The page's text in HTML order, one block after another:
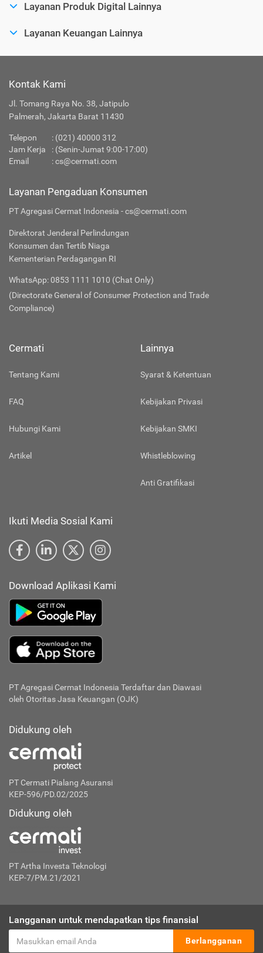
Layanan Produk Digital Lainnya
Layanan Keuangan Lainnya
Kontak Kami
Jl. Tomang Raya No. 38, Jatipulo
Palmerah, Jakarta Barat 11430
Telepon : (021) 40000 312
Jam Kerja
: (Senin-Jumat 9:00-17:00)
Email
:cs@cermati.com
Layanan Pengaduan Konsumen
PT Agregasi Cermat Indonesia - cs@cermati.com
Direktorat Jenderal Perlindungan
Konsumen dan Tertib Niaga
Kementerian Perdagangan RI
WhatsApp: 0853 1111 1010 (Chat Only)
(Directorate General of Consumer Protection and Trade
Compliance)
Cermati
Tentang Kami
FAQ
Hubungi Kami
Artikel
Lainnya
Syarat & Ketentuan
Kebijakan Privasi
Kebijakan SMKI
Whistleblowing
Anti Gratifikasi
Ikuti Media Sosial Kami
Download Aplikasi Kami
PT Agregasi Cermat Indonesia Terdaftar dan Diawasi
oleh Otoritas Jasa Keuangan (OJK)
Didukung oleh
PT Cermati Pialang Asuransi
KEP-596/PD.02/2025
Didukung oleh
PT Artha Investa Teknologi
KEP-7/PM.21/2021
Langganan untuk mendapatkan tips finansial
Berlangganan